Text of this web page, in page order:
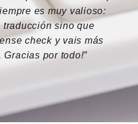
es muy valioso:
sino que
check y vais más
por todo!”